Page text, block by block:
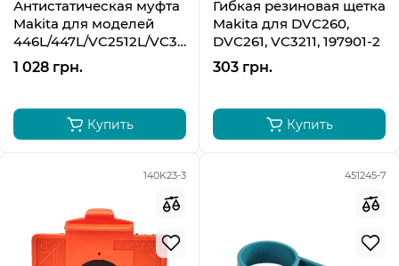
Антистатическая муфта
Makita для моделей
446L/447L/VC2512L/VC3011L,
P-70421
1 028 грн.
Купить
Гибкая резиновая щетка
Makita для DVC260,
DVC261, VC3211, 197901-2
303 грн.
Купить
140K23-3 451245-7